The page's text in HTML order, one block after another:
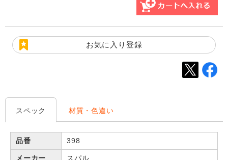
お気に入り登録
スペック 材質・色違い
品番 398
メーカー スパル